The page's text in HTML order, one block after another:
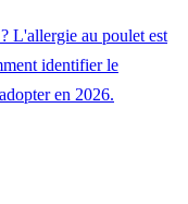
L'allergie au poulet est
identifier le
en 2026.